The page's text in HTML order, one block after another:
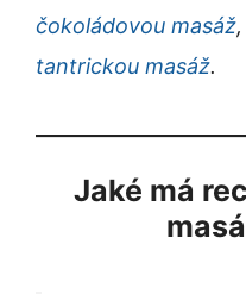
čokoládovou masáž,
tantrickou masáž.
Jaké má